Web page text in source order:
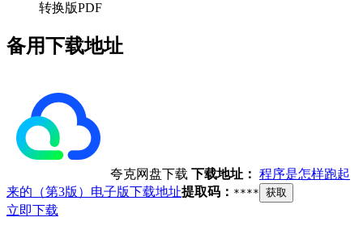
转换版PDF
备用下载地址
夸克网盘下载 下载地址： 程序是怎样跑起
来的（第3版）电子版下载地址提取码： **** 获取
立即下载